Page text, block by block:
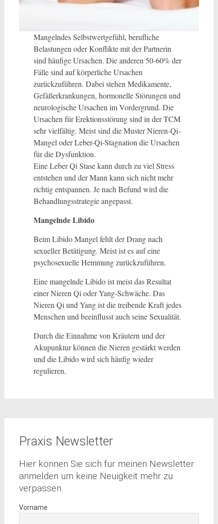
Mangelndes Selbstwertgefühl, berufliche
Belastungen oder Konflikte mit der Partnerin
sind häufige Ursachen. Die anderen 50-60% der
Fälle sind auf körperliche Ursachen
zurückzuführen. Dabei stehen Medikamente,
Gefäßerkrankungen, hormonelle Störungen und
neurologische Ursachen im Vordergrund. Die
Ursachen für Erektionsstörung sind in der TCM
sehr vielfältig. Meist sind die Muster Nieren-Qi-
Mangel oder Leber-Qi-Stagnation die Ursachen
für die Dysfunktion.
Eine Leber Qi Stase kann durch zu viel Stress
entstehen und der Mann kann sich nicht mehr
richtig entspannen. Je nach Befund wird die
Behandlungsstrategie angepasst.
Mangelnde Libido
Beim Libido Mangel fehlt der Drang nach
sexueller Betätigung. Meist ist es auf eine
psychosexuelle Hemmung zurückzuführen.
Eine mangelnde Libido ist meist das Resultat
einer Nieren Qi oder Yang-Schwäche. Das
Nieren Qi und Yang ist die treibende Kraft jedes
Menschen und beeinflusst auch seine Sexualität.
Durch die Einnahme von Kräutern und der
Akupunktur können die Nieren gestärkt werden
und die Libido wird sich häufig wieder
regulieren.
Praxis Newsletter
Hier können Sie sich für meinen Newsletter
anmelden um keine Neuigkeit mehr zu
verpassen.
Vorname